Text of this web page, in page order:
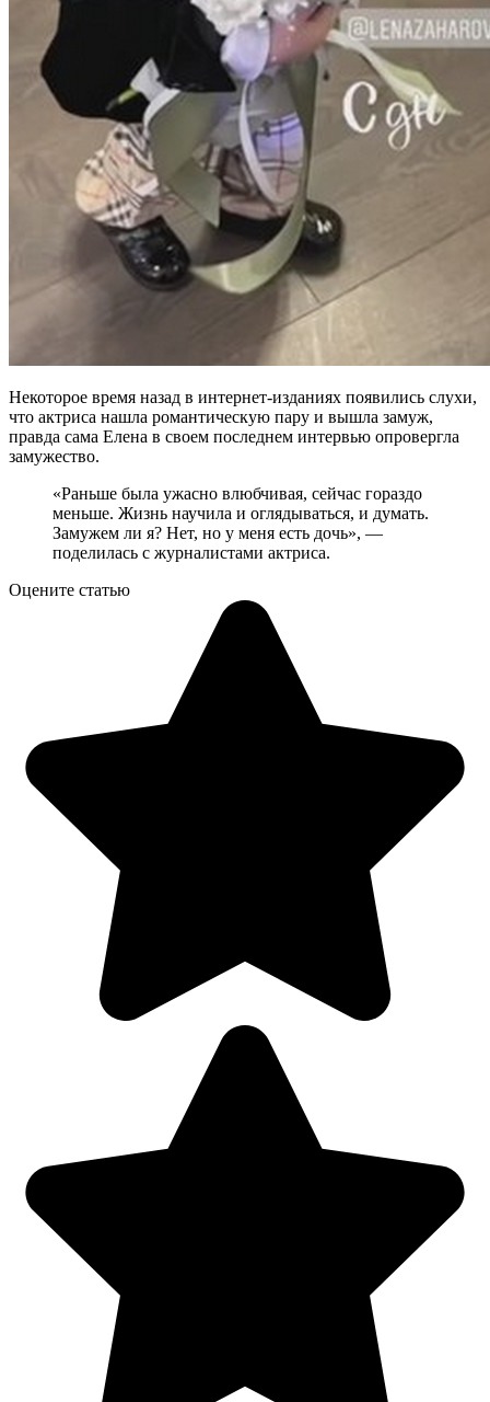
Некоторое время назад в интернет-изданиях появились слухи,
что актриса нашла романтическую пару и вышла замуж,
правда сама Елена в своем последнем интервью опровергла
замужество.
«Раньше была ужасно влюбчивая, сейчас гораздо
меньше. Жизнь научила и оглядываться, и думать.
Замужем ли я? Нет, но у меня есть дочь», —
поделилась с журналистами актриса.
Оцените статью